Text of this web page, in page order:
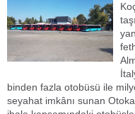
binden fazla otobüsü ile
seyahat imkânı sunan